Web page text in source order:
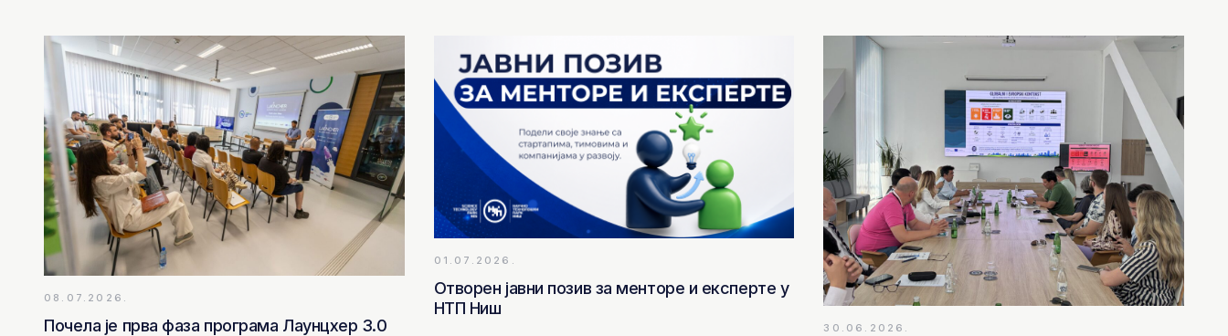
08.07.2026.
Почела је прва фаза програма Лаунцхер 3.0
01.07.2026.
Отворен јавни позив за менторе и експерте у
НТП Ниш
30.06.2026.